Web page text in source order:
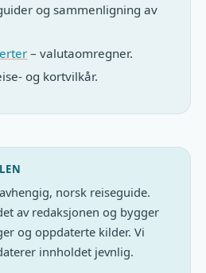
og sammenligning av
– valutaomregner.
og kortvilkår.
norsk reiseguide.
av redaksjonen og bygger
og oppdaterte kilder. Vi
innholdet jevnlig.